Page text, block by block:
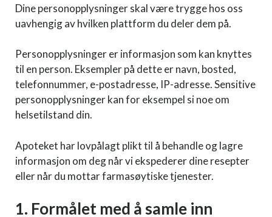
Dine personopplysninger skal være trygge hos oss
uavhengig av hvilken plattform du deler dem på.
Personopplysninger er informasjon som kan knyttes
til en person. Eksempler på dette er navn, bosted,
telefonnummer, e-postadresse, IP-adresse. Sensitive
personopplysninger kan for eksempel si noe om
helsetilstand din.
Apoteket har lovpålagt plikt til å behandle og lagre
informasjon om deg når vi ekspederer dine resepter
eller når du mottar farmasøytiske tjenester.
1. Formålet med å samle inn